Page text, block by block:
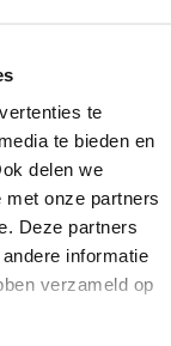
te
te bieden en
delen we
onze partners
Deze partners
informatie
verzameld op